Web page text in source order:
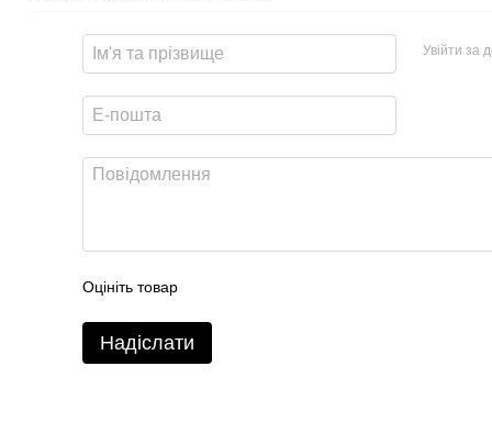
Кількість моторів:
Висота см: електричне
Регулювання спинки: електричне
Регулювання частини для ніг:
Кут підйому частини для ніг:
Основа:
Максимальна нагрузка, кг:
Увійти за
Оцініть товар
Надіслати